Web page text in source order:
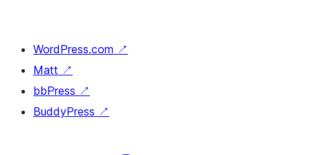
WordPress.com ↗
Matt ↗
bbPress ↗
BuddyPress ↗